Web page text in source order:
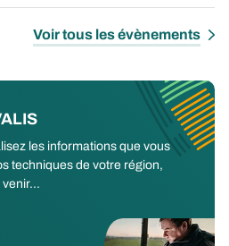
Voir tous les évènements
les informations que vous
techniques de votre région,